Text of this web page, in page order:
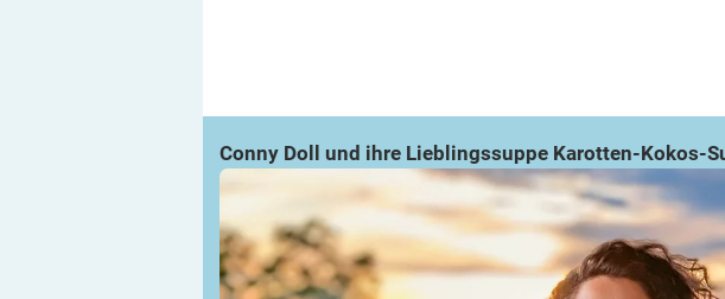
Conny Doll und ihre Lieblingssuppe Karotten-Kokos-